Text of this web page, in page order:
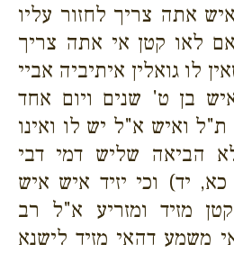
אתה צריך לחזור עליו
לאו קטן אי אתה צריך
לו גואלין איתיביה אביי
בן ט' שנים ויום אחד
ת"ל ואיש א"ל יש לו ואינו
הביאה שליש דמי דבי
יד) וכי יזיד איש איש
קטן מזיד ומזריע א"ל רב
משמע דהאי מזיד לישנא